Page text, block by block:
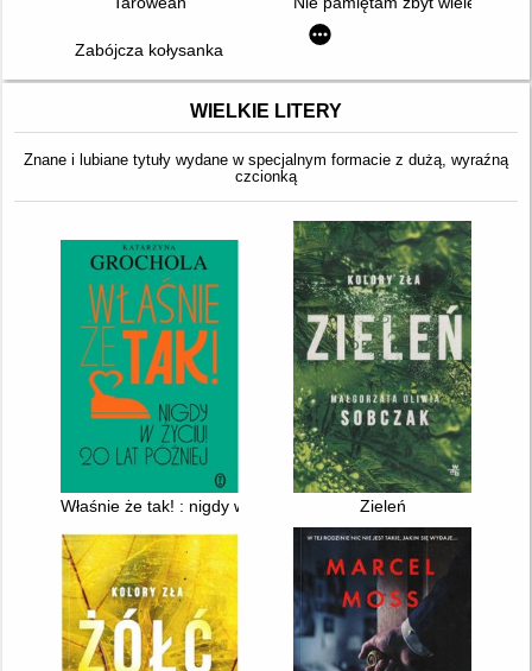
Zabójcza kołysanka
WIELKIE LITERY
Znane i lubiane tytuły wydane w specjalnym formacie z dużą, wyraźną
czcionką
Właśnie że tak! : nigdy w życiu! 20 lat później
Zieleń